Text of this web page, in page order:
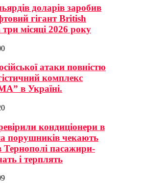
доларів заробив
гігант British
місяці 2026 року
атаки повністю
комплекс
в Україні.
кондиціонери в
порушників чекають
пасажири-
і терплять